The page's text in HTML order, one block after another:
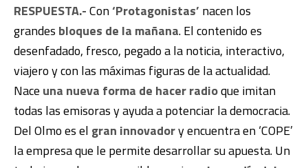
RESPUESTA.-Con‘Protagonistas’ nacen los
grandes bloques de la mañana. El contenido es
desenfadado, fresco, pegado a la noticia, interactivo,
viajero y con las máximas figuras de la actualidad.
Nace una nueva forma de hacer radioque imitan
todas las emisoras y ayuda a potenciar la democracia.
Del Olmo es el gran innovadory encuentra en ‘COPE’
la empresa que le permite desarrollar su apuesta. Un